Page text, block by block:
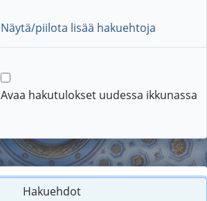
Näytä/piilota lisää hakuehtoja
Avaa hakutulokset uudessa ikkunassa
Hakuehdot